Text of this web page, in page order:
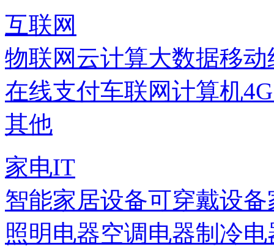
互联网
物联网 云计算大数据移动
在线支付车联网计算机
其他
家电IT
智能家居设备可穿戴设备
照明电器空调电器制冷电